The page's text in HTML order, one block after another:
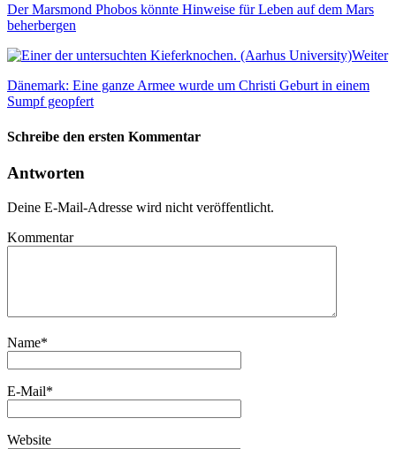
Der Marsmond Phobos könnte Hinweise für Leben auf dem Mars
beherbergen
Weiter
Dänemark: Eine ganze Armee wurde um Christi Geburt in einem
Sumpf geopfert
Schreibe den ersten Kommentar
Antworten
Deine E-Mail-Adresse wird nicht veröffentlicht.
Kommentar
Name*
E-Mail*
Website